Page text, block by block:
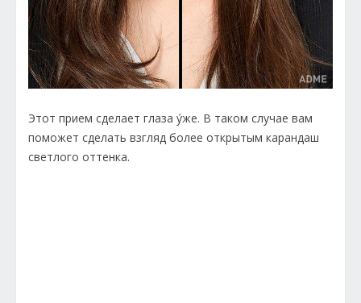
Этот прием сделает глаза у́же. В таком случае вам
поможет сделать взгляд более открытым карандаш
светлого оттенка.